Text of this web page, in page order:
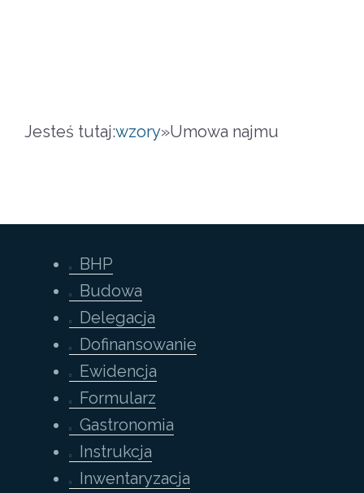
Jesteś tutaj:wzory»Umowa najmu
BHP
Budowa
Delegacja
Dofinansowanie
Ewidencja
Formularz
Gastronomia
Instrukcja
Inwentaryzacja